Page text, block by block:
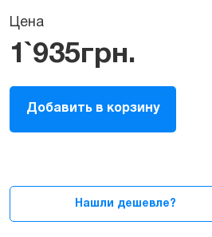
Цена
1`935грн.
Батарея
(аккумулятор)
Apple
2010
Добавить в корзину
Нашли дешевле?